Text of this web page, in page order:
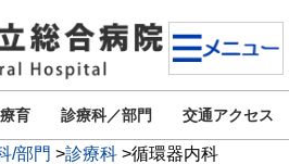
育 診療科／部門 交通アクセス
/部門 >診療科 >循環器内科